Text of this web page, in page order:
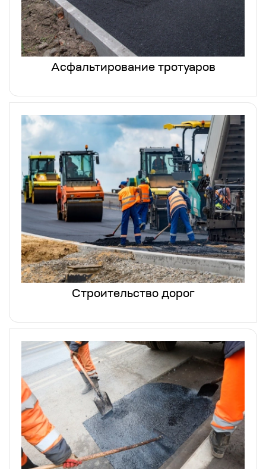
Асфальтирование тротуаров
Строительство дорог